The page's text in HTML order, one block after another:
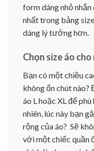
form dáng nhỏ nhắn
nhất trong bảng
dáng lý tưởng hơn.
Chọn size áo
Bạn có một chiều
không ổn chút nào?
áo L hoặc XL để
nhiên, lúc này bạn
rộng của áo? Sẽ
với một chiếc quần